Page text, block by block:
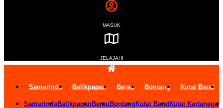
MASUK
JELAJAHI
Samarinda Balikpapan Berau Bontang Kutai Barat
SamarindaBalikpapanBerau Bontang Kutai BaratKutai